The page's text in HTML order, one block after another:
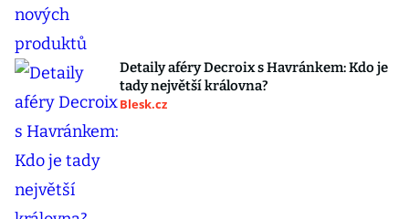
Detaily aféry Decroix s Havránkem: Kdo je
tady největší královna?
Blesk.cz